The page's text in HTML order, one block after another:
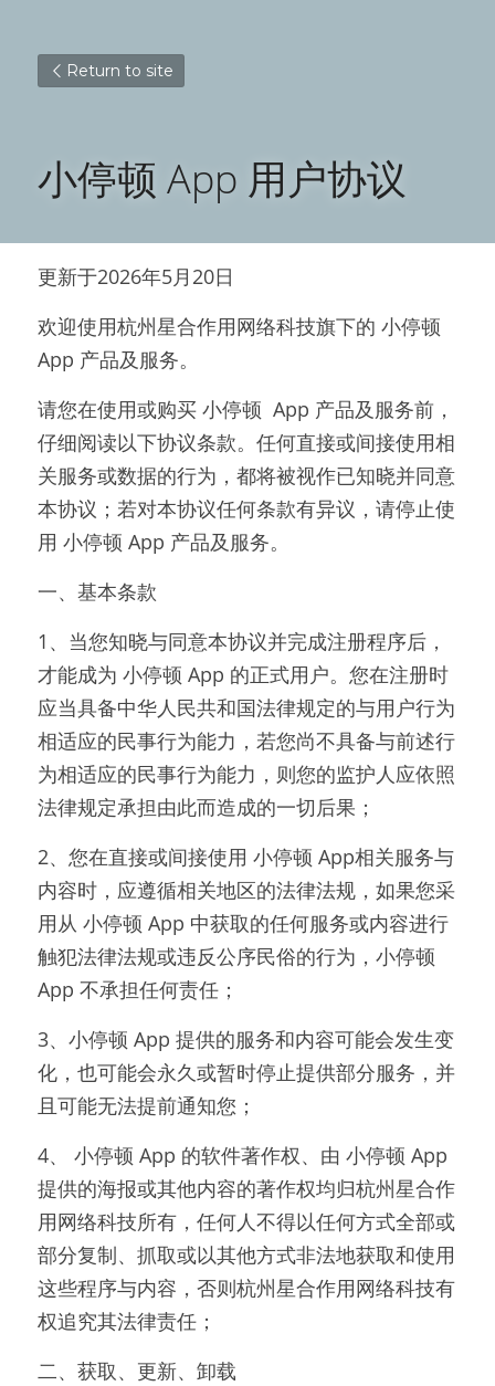
Return to site
小停顿 App 用户协议
更新于2026年5月20日
欢迎使用杭州星合作用网络科技旗下的 小停顿
App 产品及服务。
请您在使用或购买 小停顿  App 产品及服务前，
仔细阅读以下协议条款。任何直接或间接使用相
关服务或数据的行为，都将被视作已知晓并同意
本协议；若对本协议任何条款有异议，请停止使
用 小停顿 App 产品及服务。
一、基本条款
1、当您知晓与同意本协议并完成注册程序后，
才能成为 小停顿 App 的正式用户。您在注册时
应当具备中华人民共和国法律规定的与用户行为
相适应的民事行为能力，若您尚不具备与前述行
为相适应的民事行为能力，则您的监护人应依照
法律规定承担由此而造成的一切后果；
2、您在直接或间接使用 小停顿 App相关服务与
内容时，应遵循相关地区的法律法规，如果您采
用从 小停顿 App 中获取的任何服务或内容进行
触犯法律法规或违反公序民俗的行为，小停顿
App 不承担任何责任；
3、小停顿 App 提供的服务和内容可能会发生变
化，也可能会永久或暂时停止提供部分服务，并
且可能无法提前通知您；
4、 小停顿 App 的软件著作权、由 小停顿 App
提供的海报或其他内容的著作权均归杭州星合作
用网络科技所有，任何人不得以任何方式全部或
部分复制、抓取或以其他方式非法地获取和使用
这些程序与内容，否则杭州星合作用网络科技有
权追究其法律责任；
二、获取、更新、卸载